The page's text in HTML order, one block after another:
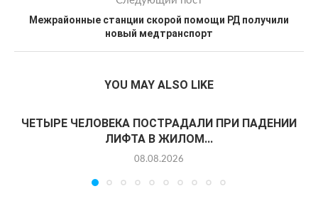
Межрайонные станции скорой помощи РД получили
новый медтранспорт
YOU MAY ALSO LIKE
ЧЕТЫРЕ ЧЕЛОВЕКА ПОСТРАДАЛИ ПРИ ПАДЕНИИ
ЛИФТА В ЖИЛОМ...
08.08.2026